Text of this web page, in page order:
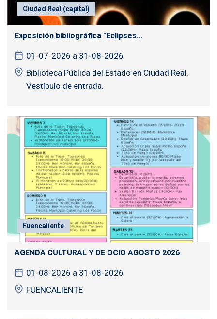
Ciudad Real (capital)
Exposición bibliográfica "Eclipses...
01-07-2026 a 31-08-2026
Biblioteca Pública del Estado en Ciudad Real.
Vestíbulo de entrada.
Fuencaliente
AGENDA CULTURAL Y DE OCIO AGOSTO 2026
01-08-2026 a 31-08-2026
FUENCALIENTE